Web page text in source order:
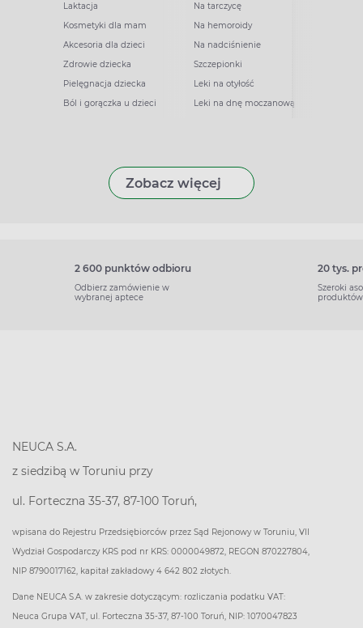
Laktacja
Kosmetyki dla mam
Akcesoria dla dzieci
Zdrowie dziecka
Pielęgnacja dziecka
Ból i gorączka u dzieci
Na tarczycę
Na hemoroidy
Na nadciśnienie
Szczepionki
Leki na otyłość
Leki na dnę moczanową
Zobacz więcej
2 600 punktów odbioru
Odbierz zamówienie w
wybranej aptece
20 tys.
Szeroki
produktów
NEUCA S.A.
z siedzibą w Toruniu przy
ul. Forteczna 35-37, 87-100 Toruń,
wpisana do Rejestru Przedsiębiorców przez Sąd Rejonowy w Toruniu, VII
Wydział Gospodarczy KRS pod nr KRS: 0000049872, REGON 870227804,
NIP 8790017162, kapitał zakładowy 4 642 802 złotych.
Dane NEUCA S.A. w zakresie dotyczącym: rozliczania podatku VAT:
Neuca Grupa VAT, ul. Forteczna 35-37, 87-100 Toruń, NIP: 1070047823